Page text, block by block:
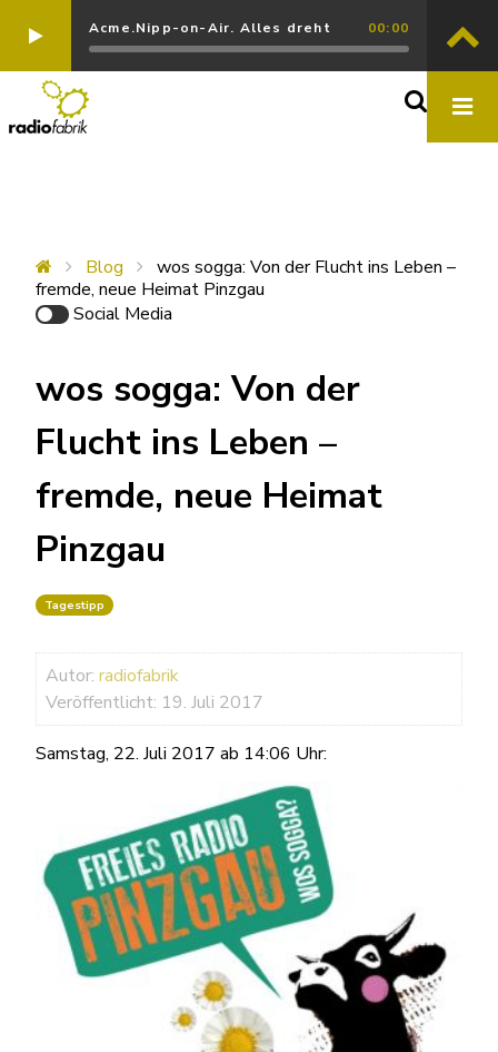
Acme.Nipp-on-Air. Alles dreht 00:00
Blog
wos sogga: Von der Flucht ins Leben –
fremde, neue Heimat Pinzgau
Social Media
wos sogga: Von der
Flucht ins Leben –
fremde, neue Heimat
Pinzgau
Tagestipp
Autor: radiofabrik
Veröffentlicht: 19. Juli 2017
Samstag, 22. Juli 2017 ab 14:06 Uhr: